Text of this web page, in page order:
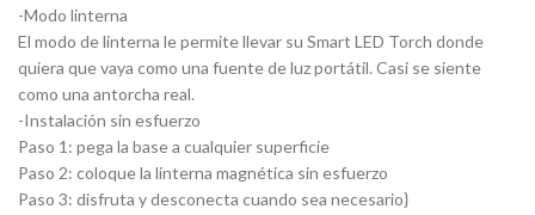
-Modo linterna
El modo de linterna le permite llevar su Smart LED Torch donde
quiera que vaya como una fuente de luz portátil. Casi se siente
como una antorcha real.
-Instalación sin esfuerzo
Paso 1: pega la base a cualquier superficie
Paso 2: coloque la linterna magnética sin esfuerzo
Paso 3: disfruta y desconecta cuando sea necesario}